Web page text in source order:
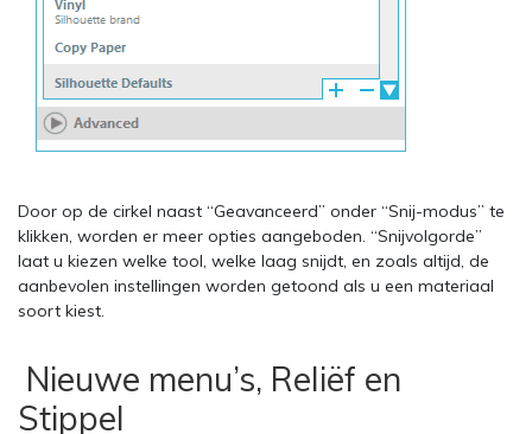
Door op de cirkel naast “Geavanceerd” onder “Snij-modus” te
klikken, worden er meer opties aangeboden. “Snijvolgorde”
laat u kiezen welke tool, welke laag snijdt, en zoals altijd, de
aanbevolen instellingen worden getoond als u een materiaal
soort kiest.
Nieuwe menu’s, Reliëf en
Stippel